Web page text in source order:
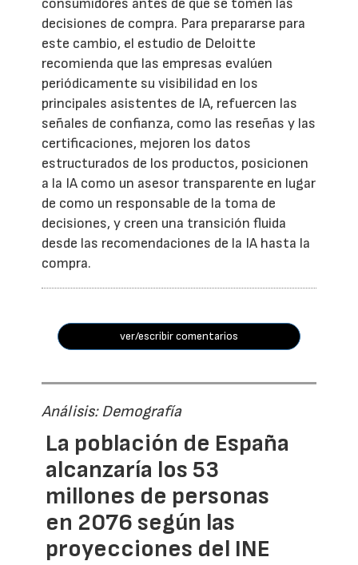
consumidores antes de que se tomen las
decisiones de compra. Para prepararse para
este cambio, el estudio de Deloitte
recomienda que las empresas evalúen
periódicamente su visibilidad en los
principales asistentes de IA, refuercen las
señales de confianza, como las reseñas y las
certificaciones, mejoren los datos
estructurados de los productos, posicionen
a la IA como un asesor transparente en lugar
de como un responsable de la toma de
decisiones, y creen una transición fluida
desde las recomendaciones de la IA hasta la
compra.
ver/escribir comentarios
Análisis: Demografía
La población de España
alcanzaría los 53
millones de personas
en 2076 según las
proyecciones del INE